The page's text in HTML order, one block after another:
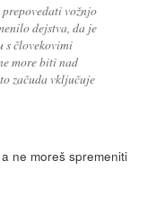
vožnjo
dejstva, da je
s človekovimi
more biti nad
začuda vključuje
ne moreš spremeniti